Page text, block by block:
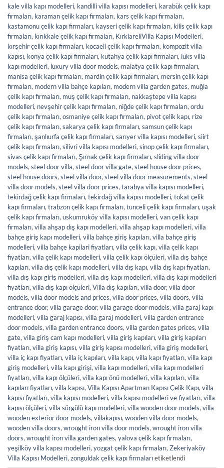
kale villa kapı modelleri, kandilli villa kapısı modelleri, karabük çelik kapı
firmaları, karaman çelik kapı firmaları, kars çelik kapı firmaları,
kastamonu çelik kapı firmaları, kayseri çelik kapı firmaları, kilis çelik kapı
firmaları, kırıkkale çelik kapı firmaları, KırklareliVilla Kapısı Modelleri,
kırşehir çelik kapı firmaları, kocaeli çelik kapı firmaları, kompozit villa
kapısı, konya çelik kapı firmaları, kütahya çelik kapı firmaları, lüks villa
kapı modelleri, luxury villa door models, malatya çelik kapı firmaları,
manisa çelik kapı firmaları, mardin çelik kapı firmaları, mersin çelik kapı
firmaları, modern villa bahçe kapıları, modern villa garden gates, muğla
çelik kapı firmaları, muş çelik kapı firmaları, nakkaştepe villa kapısı
modelleri, nevşehir çelik kapı firmaları, niğde çelik kapı firmaları,ordu
çelik kapı firmaları,osmaniye çelik kapı firmaları, pivot çelik kapı, rize
çelik kapı firmaları,sakarya çelik kapı firmaları,samsun çelik kapı
firmaları,şanlıurfa çelik kapı firmaları,sarıyer villa kapısı modelleri,siirt
çelik kapı firmaları,silivri villa kapısı modelleri,sinop çelik kapı firmaları,
sivas çelik kapı firmaları,Şırnak çelik kapı firmaları,sliding villa door
models,steel door villa,steel door villa gate,steel house door prices,
steel house doors,steel villa door,steel villa door measurements,steel
villa door models,steel villa door prices,tarabya villa kapısı modelleri,
tekirdağ çelik kapı firmaları,tekirdağ villa kapısı modelleri,tokat çelik
kapı firmaları,trabzon çelik kapı firmaları,tunceli çelik kapı firmaları,uşak
çelik kapı firmaları,uskumruköy villa kapısı modelleri,van çelik kapı
firmaları,villa ahşap dış kapı modelleri,villa ahşap kapı modelleri,villa
bahçe giriş kapı modelleri,villa bahçe giriş kapıları,villa bahçe giriş
modelleri,villa bahçe kapilari fiyatları,villa çelik kapı,villa çelik kapı
fiyatları,villa çelik kapı modelleri,villa çelik kapı ölçüleri,villa dış bahçe
kapıları,villa dış çelik kapı modelleri,villa dış kapı,villa dış kapı fiyatları,
villa dış kapı giriş modelleri,villa dış kapı modelleri,villa dış kapı modelleri
fiyatları,villa dış kapı ölçüleri,Villa dış kapıları,villa door,villa door
models,villa door models and prices,villa door prices,villa doors,villa
entrance door,villa garage door,villa garage door models,villa garaj kapı
modelleri,villa garaj kapısı,villa garaj modelleri,villa garden entrance
door models,villa garden entrance doors,villa garden gates prices,villa
gate,villa giriş cam kapı modelleri,villa giriş kapıları,villa giriş kapıları
fiyatları,villa giriş kapısı,villa giriş kapısı modelleri,villa giriş modelleri,
villa iç kapı fiyatları,villa iç kapıları,villa kapı,villa kapı fiyatları,villa kapı
giriş modelleri,villa kapı girişi,villa kapı modelleri,villa kapı modelleri
fiyatları,villa kapı ölçüleri,villa kapı önü modelleri,villa kapıları,villa
kapıları fiyatları,villa kapısı,Villa Kapısı Apartman Kapısı Çelik Kapı,villa
kapısı fiyatları,villa kapısı modelleri,villa kapısı modelleri ve fiyatları,villa
kapısı ölçüleri,villa sürgülü kapı modelleri,villa wooden door models,villa
wooden exterior door models,villakapısı,wooden villa door models,
wooden villa doors,wrought iron villa door models,wrought iron villa
doors,wrought iron villa garden gates,yalova çelik kapı firmaları,
yeşilköy villa kapısı modelleri,yozgat çelik kapı firmaları,Zekeriyaköy
Villa Kapısı Modelleri,zonguldak çelik kapı firmalarıetiketlendi